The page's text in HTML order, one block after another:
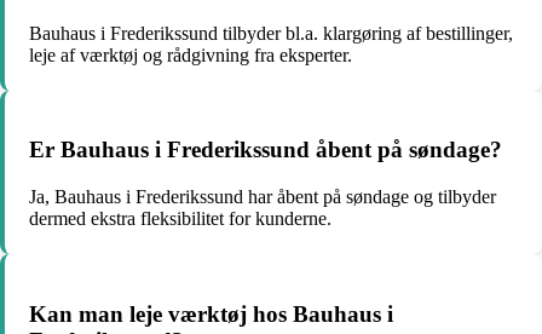
Bauhaus i Frederikssund tilbyder bl.a. klargøring af bestillinger,
leje af værktøj og rådgivning fra eksperter.
Er Bauhaus i Frederikssund åbent på søndage?
Ja, Bauhaus i Frederikssund har åbent på søndage og tilbyder
dermed ekstra fleksibilitet for kunderne.
Kan man leje værktøj hos Bauhaus i